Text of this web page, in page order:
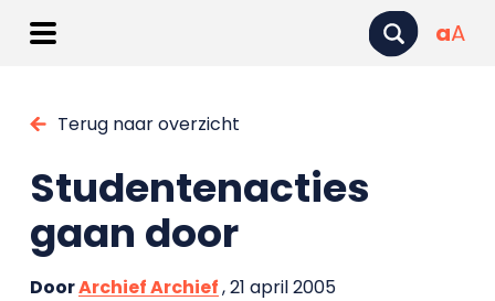
aA
Terug naar overzicht
Studentenacties
gaan door
DoorArchief Archief, 21 april 2005